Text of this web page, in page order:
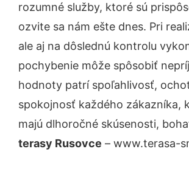
rozumné služby, ktoré sú
ozvite sa nám ešte dnes. Pri
ale aj na dôslednú kontrolu
pochybenie môže spôsobiť
hodnoty patrí spoľahlivosť,
spokojnosť každého zákazníka,
majú dlhoročné skúsenosti,
terasy Rusovce – www.terasa-